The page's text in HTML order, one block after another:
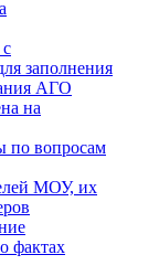
заполнения
АГО
на
по вопросам
МОУ, их
фактах